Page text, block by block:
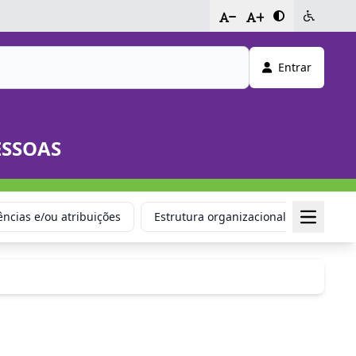
- +
Entrar
e/ou atribuições Estrutura organizacional